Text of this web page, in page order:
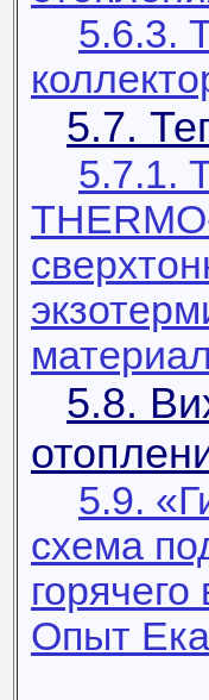
5.6.3.
5.7.
5.7.1.
5.8.
5.9.
схема
Опыт